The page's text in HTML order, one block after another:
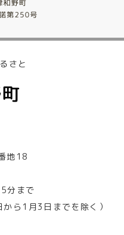
さと
地18
分まで
ら1月3日までを除く）